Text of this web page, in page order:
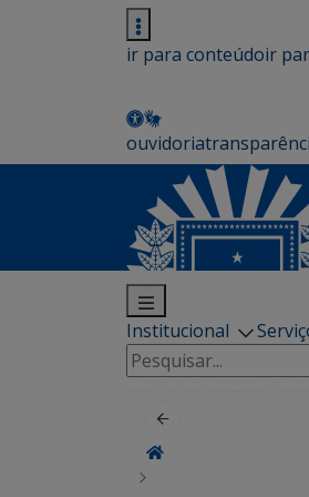
ir para conteúdoir
ouvidoria
Institucional
Pesquisar
por: